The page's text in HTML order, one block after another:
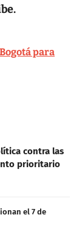
para
contra las
prioritario
el 7 de